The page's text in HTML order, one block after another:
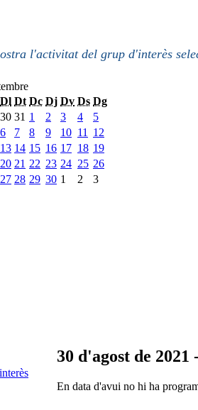
l'activitat del grup d'interès
Dl Dt Dc Dj Dv Ds Dg
30 31 1 2 3 4
5
6 7 8 9 10 11
12
13 14 15 16 17 18 19
20 21 22 23 24 25 26
27 28 29 30 1 2 3
30 d'agost de 2021
En data d'avui no hi ha